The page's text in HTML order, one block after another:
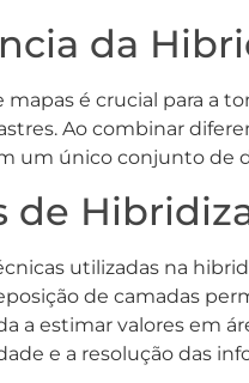
da
mapas é crucial para a
Ao combinar
um único conjunto de
de
utilizadas na
de camadas
a estimar valores em
e a resolução das